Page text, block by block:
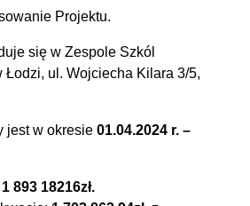
Projektu.
się w Zespole Szkól
Łodzi, ul. Wojciecha Kilara 3/5,
jest w okresie 01.04.2024 r. –
893 18216zł.